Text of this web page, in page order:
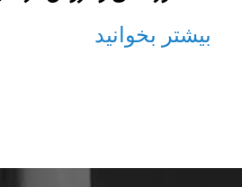
بیشتر بخوانید